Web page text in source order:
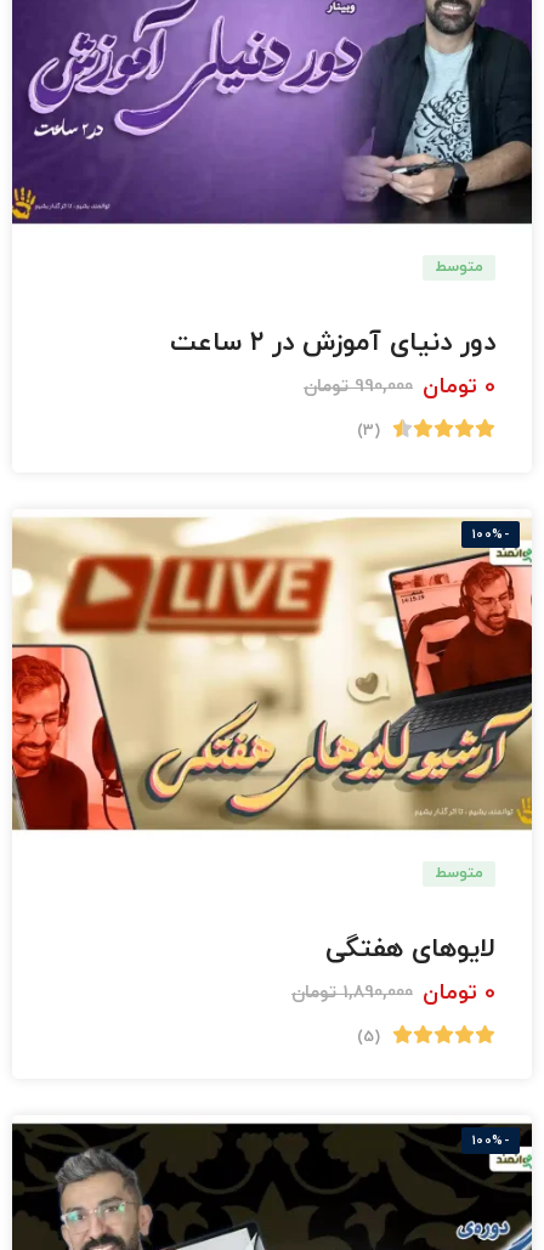
متوسط
دور دنیای آموزش در ۲ ساعت
0 تومان 990,000 تومان
(3)
-100%
متوسط
لایوهای هفتگی
0 تومان 1,890,000 تومان
(5)
-100%